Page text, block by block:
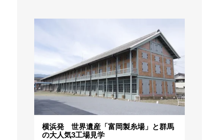
横浜発 世界遺産「富岡製糸場」と群馬
の大人気3工場見学